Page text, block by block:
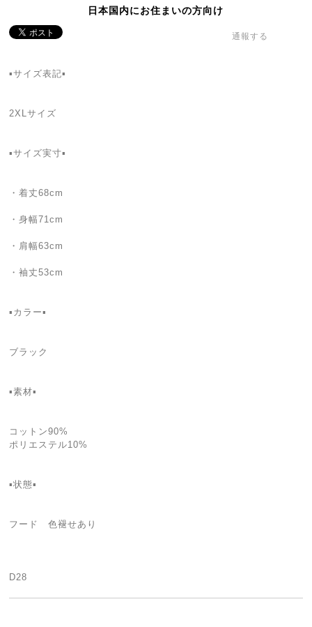
日本国内にお住まいの方向け
通報する
▪サイズ表記▪
2XLサイズ
▪サイズ実寸▪
・着丈68cm
・身幅71cm
・肩幅63cm
・袖丈53cm
▪カラー▪
ブラック
▪素材▪
コットン90%
ポリエステル10%
▪状態▪
フード 色褪せあり
D28